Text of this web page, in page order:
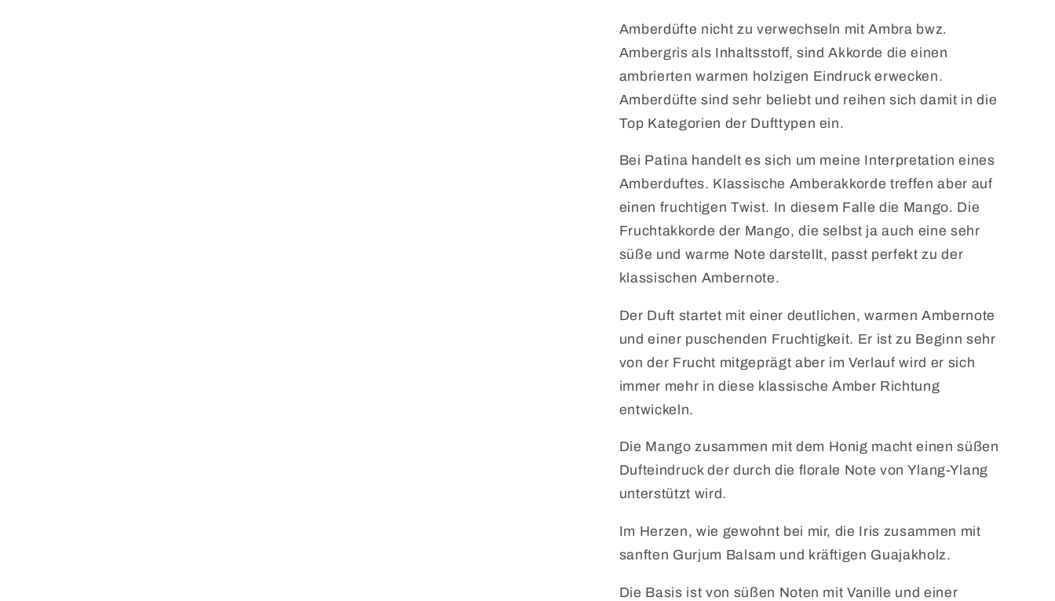
Amberdüfte nicht zu verwechseln mit Ambra bwz.
Ambergris als Inhaltsstoff, sind Akkorde die einen
ambrierten warmen holzigen Eindruck erwecken.
Amberdüfte sind sehr beliebt und reihen sich damit in die
Top Kategorien der Dufttypen ein.
Bei Patina handelt es sich um meine Interpretation eines
Amberduftes. Klassische Amberakkorde treffen aber auf
einen fruchtigen Twist. In diesem Falle die Mango. Die
Fruchtakkorde der Mango, die selbst ja auch eine sehr
süße und warme Note darstellt, passt perfekt zu der
klassischen Ambernote.
Der Duft startet mit einer deutlichen, warmen Ambernote
und einer puschenden Fruchtigkeit. Er ist zu Beginn sehr
von der Frucht mitgeprägt aber im Verlauf wird er sich
immer mehr in diese klassische Amber Richtung
entwickeln.
Die Mango zusammen mit dem Honig macht einen süßen
Dufteindruck der durch die florale Note von Ylang-Ylang
unterstützt wird.
Im Herzen, wie gewohnt bei mir, die Iris zusammen mit
sanften Gurjum Balsam und kräftigen Guajakholz.
Die Basis ist von süßen Noten mit Vanille und einer